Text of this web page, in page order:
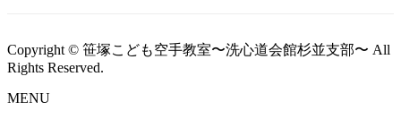
Copyright © 笹塚こども空手教室〜洗心道会館杉並支部〜 All
Rights Reserved.
MENU